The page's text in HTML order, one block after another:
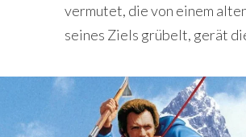
vermutet, die von einem
seines Ziels grübelt, gerät